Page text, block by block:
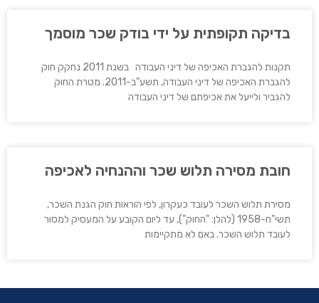
בדיקה תקופתית על ידי בודק שכר מוסמך
תקנות להגברת האכיפה של דיני העבודה בשנת 2011 נחקק חוק
להגברת האכיפה של דיני העבודה, תשע"ב-2011. מטרת החוק
להגביר ולייעל את אכיפתם של דיני העבודה
חובת מסירה תלוש שכר וההנחיה לאכיפה
מסירת תלוש השכר לעובד כעקרון, לפי הוראות חוק הגנת השכר,
תשי"ח-1958 (להלן: "החוק"), עד ליום הקובע על המעסיק למסור
לעובד תלוש השכר. באם לא מתקיימות